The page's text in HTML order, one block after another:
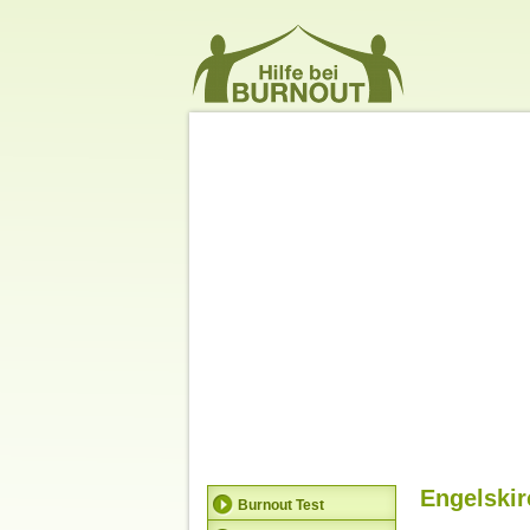
Burnout Test